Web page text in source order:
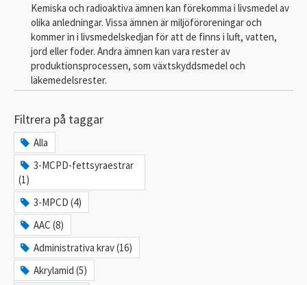
Kemiska och radioaktiva ämnen kan förekomma i livsmedel av
olika anledningar. Vissa ämnen är miljöföroreningar och
kommer in i livsmedelskedjan för att de finns i luft, vatten,
jord eller foder. Andra ämnen kan vara rester av
produktionsprocessen, som växtskyddsmedel och
läkemedelsrester.
Filtrera på taggar
Alla
3-MCPD-fettsyraestrar
(1)
3-MPCD (4)
AAC (8)
Administrativa krav (16)
Akrylamid (5)